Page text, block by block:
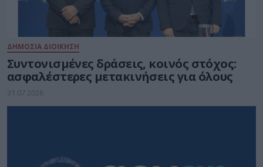
ΔΗΜΟΣΙΑ ΔΙΟΙΚΗΣΗ
Συντονισμένες δράσεις, κοινός στόχος:
ασφαλέστερες μετακινήσεις για όλους
31.07.2026